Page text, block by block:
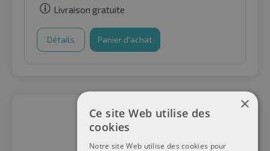
Livraison gratuite
Détails Panier d'achat
×
Ce site Web utilise des
cookies
Notre site Web utilise des cookies pour